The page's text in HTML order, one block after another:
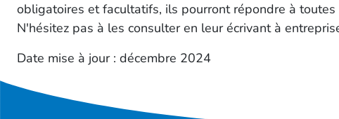
obligatoires et facultatifs, ils pourront répondre à
N'hésitez pas à les consulter en leur écrivant à
Date mise à jour : décembre 2024